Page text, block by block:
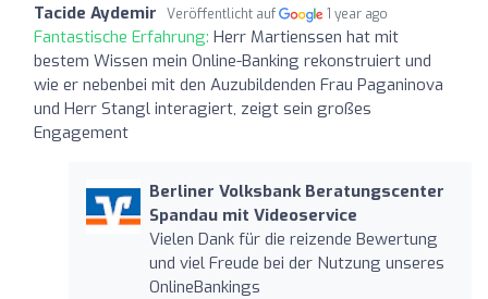
Tacide Aydemir Veröffentlicht auf 1 year ago
Fantastische Erfahrung: Herr Martienssen hat mit
bestem Wissen mein Online-Banking rekonstruiert und
wie er nebenbei mit den Auzubildenden Frau Paganinova
und Herr Stangl interagiert, zeigt sein großes
Engagement
Berliner Volksbank Beratungscenter
Spandau mit Videoservice
Vielen Dank für die reizende Bewertung
und viel Freude bei der Nutzung unseres
OnlineBankings